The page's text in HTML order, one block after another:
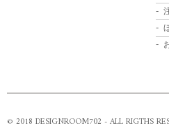
© 2018 DESIGNROOM702 - ALL RIGTHS